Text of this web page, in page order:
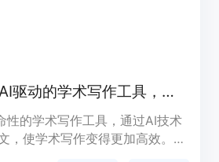
WriteGo是一款AI驱动的学术写作工具，旨在提供卓越的学术写作体验，帮助简化论文流程，提高文章质量，加速学术研究。
性的学术写作工具，通过AI技术
，使学术写作变得更加高效。它